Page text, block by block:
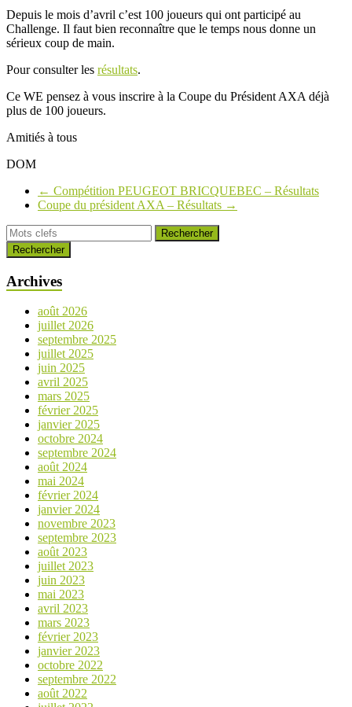
Depuis le mois d’avril c’est 100 joueurs qui ont participé au
Challenge. Il faut bien reconnaître que le temps nous donne un
sérieux coup de main.
Pour consulter les résultats.
Ce WE pensez à vous inscrire à la Coupe du Président AXA déjà
plus de 100 joueurs.
Amitiés à tous
DOM
← Compétition PEUGEOT BRICQUEBEC – Résultats
Coupe du président AXA – Résultats →
Rechercher
Archives
août 2026
juillet 2026
septembre 2025
juillet 2025
juin 2025
avril 2025
mars 2025
février 2025
janvier 2025
octobre 2024
septembre 2024
août 2024
mai 2024
février 2024
janvier 2024
novembre 2023
septembre 2023
août 2023
juillet 2023
juin 2023
mai 2023
avril 2023
mars 2023
février 2023
janvier 2023
octobre 2022
septembre 2022
août 2022